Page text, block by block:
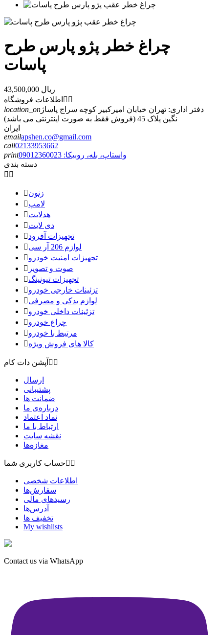
چراغ خطر پژو پارس طرح
پاسات
43,500,000 ریال
اطلاعات فروشگاه  
location_onدفتر اداری: تهران خیابان امیرکبیر کوچه سراج پاساژ
نگین پلاک 45 (فروش فقط به صورت اینترنتی می باشد)
ایران
emailapshen.co@gmail.com
call02133953662
print
واستاپ، بله، روبیکا: 09012360023
دسته بندی
 
زنون
لامپ
هدلایت
دی لایت
تجهیزات آفرود

لوازم 206 آر سی
تجهیزات امنیت خودرو
 صوت و تصویر
تجهیزات تیونینگ
تزئینات خارجی خودرو
لوازم یدکی و مصرفی
تزئینات داخلی خودرو
چراغ خودرو
مرتبط با خودرو
کالا های فروش ویژه
آپشن دات کام  
ارسال
پشتیبانی
ضمانت ها
درباره‌ی ما
نماد اعتماد
ارتباط با ما
نقشه سايت
مغازه‌ها
حساب کاربری شما 
اطلاعات شخصی
سفارش‌ها
رسیدهای مالی
آدرس‌ها
تخفیف ها
My wishlists
Contact us via WhatsApp